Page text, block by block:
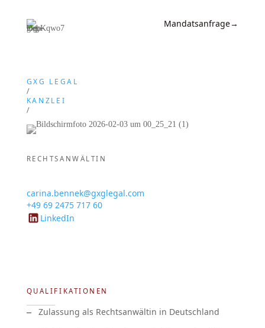
Mandatsanfrage→
GXG LEGAL
/
KANZLEI
/
CARINA BENNEK
RECHTSANWÄLTIN
carina.bennek@gxglegal.com
+49 69 2475 717 60
LinkedIn
QUALIFIKATIONEN
Zulassung als Rechtsanwältin in Deutschland